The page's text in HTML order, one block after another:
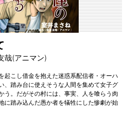
(アニマン)
起こし借金を抱えた迷惑系配信者・オーハ
、踏み台に使えそうな人間を集めて女子グ
う。だがその村には、事実、人を喰らう肉
に踏み込んだ愚か者を犠牲にした惨劇が始